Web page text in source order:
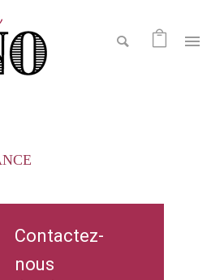
Contactez-
nous